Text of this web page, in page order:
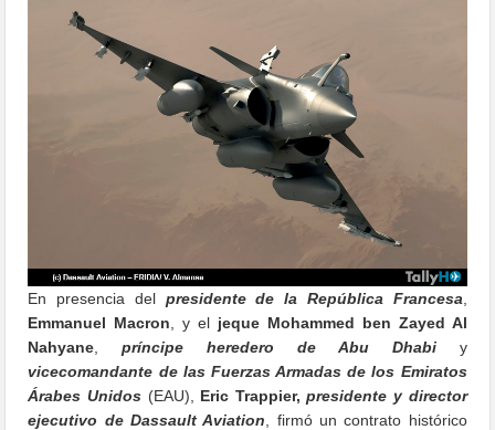
En presencia del presidente de la República Francesa
Emmanuel Macron , y el jeque Mohammed ben Zayed Al
Nahyane ,príncipe heredero de Abu Dhabi
y
vicecomandante de las Fuerzas Armadas de los Emiratos
Árabes Unidos (EAU), Eric Trappier, presidente y director
ejecutivo de Dassault Aviation , firmó un contrato histórico